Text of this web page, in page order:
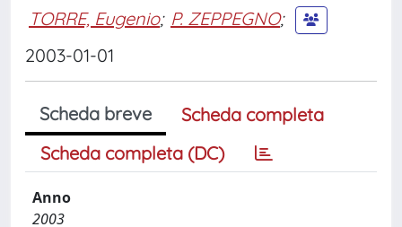
TORRE, Eugenio; P. ZEPPEGNO;
2003-01-01
Scheda breve
Scheda completa
Scheda completa (DC)
Anno
2003